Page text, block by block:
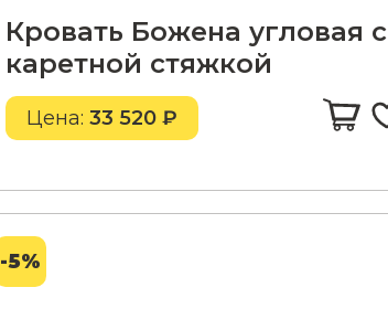
Кровать Божена угловая с
каретной стяжкой
Цена: 33 520 ₽
-5%